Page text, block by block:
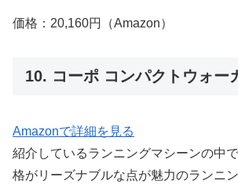
価格：20,160円（Amazon）
10. コーポ コンパクトウォー
Amazonで詳細を見る
紹介しているランニングマシーンの中
格がリーズナブルな点が魅力のランニ